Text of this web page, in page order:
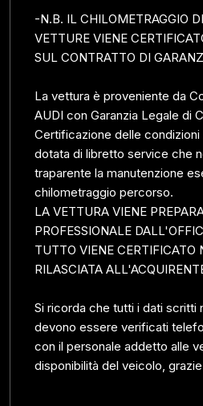
-N.B. IL CHILOMETRAGGIO
VETTURE VIENE
SUL CONTRATTO DI
La vettura è proveniente da
AUDI con Garanzia Legale di
Certificazione delle
dotata di libretto service che
traparente la manutenzione
chilometraggio percorso.
LA VETTURA VIENE
PROFESSIONALE
TUTTO VIENE CERTIFICATO
RILASCIATA
Si ricorda che tutti i dati scritti
devono essere verificati
con il personale addetto alle
disponibilità del veicolo,